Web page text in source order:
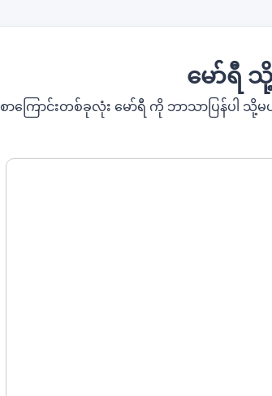
မော်ရီ
စာကြောင်းတစ်ခုလုံး မော်ရီ ကို ဘာသာပြန်ပါ သို့